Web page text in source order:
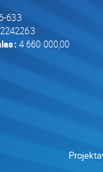
633
4 660 000,00